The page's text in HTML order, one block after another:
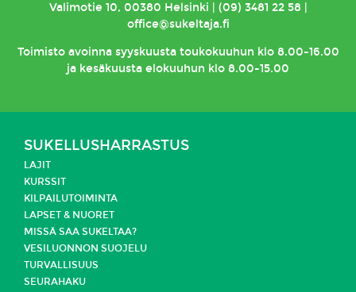
Valimotie 10, 00380 Helsinki | (09) 3481 22 58 |
office@sukeltaja.fi
Toimistoavoinna syyskuusta toukokuuhun klo 8.00-16.00
ja kesäkuusta elokuuhun klo 8.00-15.00
SUKELLUSHARRASTUS
LAJIT
KURSSIT
KILPAILUTOIMINTA
LAPSET & NUORET
MISSÄ SAA SUKELTAA?
VESILUONNON SUOJELU
TURVALLISUUS
SEURAHAKU